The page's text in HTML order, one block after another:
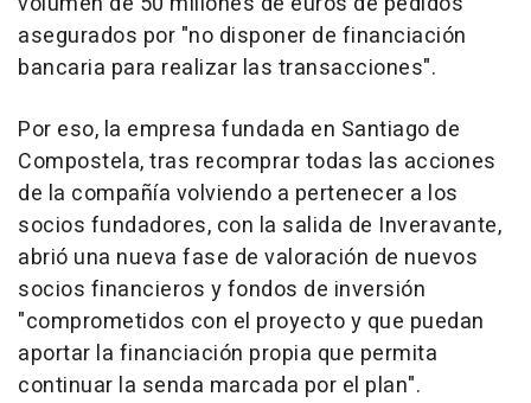
asegurados por "no disponer de financiación
bancaria para realizar las transacciones".
Por eso, la empresa fundada en Santiago de
Compostela, tras recomprar todas las acciones
de la compañía volviendo a pertenecer a los
socios fundadores, con la salida de Inveravante,
abrió una nueva fase de valoración de nuevos
socios financieros y fondos de inversión
"comprometidos con el proyecto y que puedan
aportar la financiación propia que permita
continuar la senda marcada por el plan".